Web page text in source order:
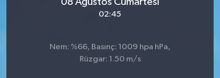
02:45
Nem: %66, Basınç: 1009 hpa hPa,
Rüzgar: 1.50 m/s